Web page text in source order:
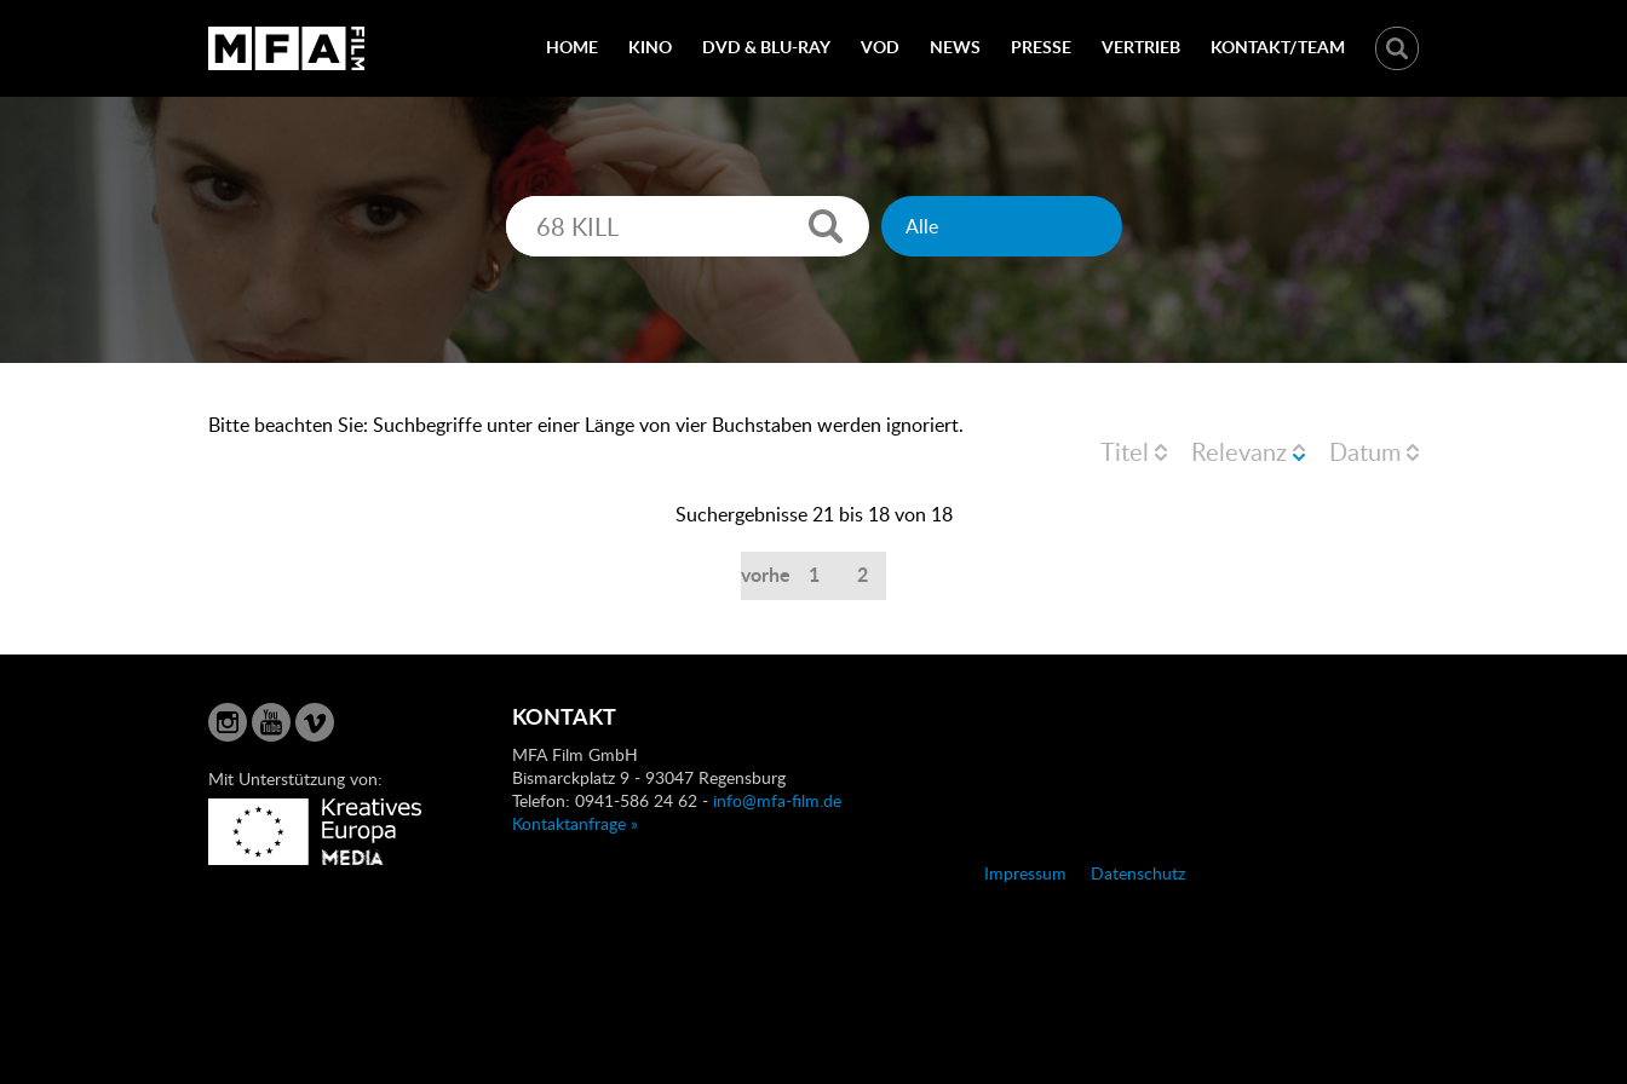
HOME KINO DVD & BLU-RAY VOD NEWS PRESSE VERTRIEB KONTAKT/TEAM
Bitte beachten Sie: Suchbegriffe unter einer Länge von vier Buchstaben werden ignoriert.
Titel Relevanz Datum
Suchergebnisse 21 bis 18 von 18
vorherige
1 2
Mit Unterstützung von:
KONTAKT
MFA Film GmbH
Bismarckplatz 9 - 93047 Regensburg
Telefon: 0941-586 24 62 - info@mfa-film.de
Kontaktanfrage »
Impressum Datenschutz